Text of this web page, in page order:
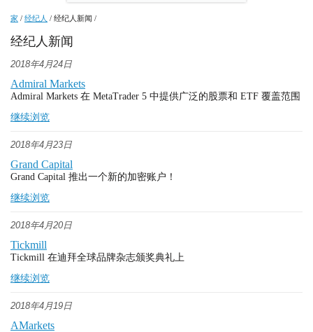
家 / 经纪人 / 经纪人新闻 /
经纪人新闻
2018年4月24日
Admiral Markets
Admiral Markets 在 MetaTrader 5 中提供广泛的股票和 ETF 覆盖范围
继续浏览
2018年4月23日
Grand Capital
Grand Capital 推出一个新的加密账户！
继续浏览
2018年4月20日
Tickmill
Tickmill 在迪拜全球品牌杂志颁奖典礼上
继续浏览
2018年4月19日
AMarkets